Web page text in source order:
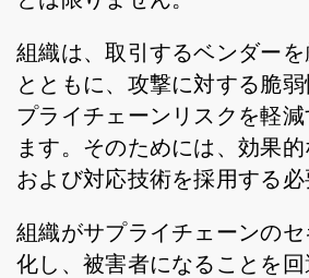
組織は、取引するベンダー
とともに、攻撃に対する脆
プライチェーンリスクを軽減
ます。そのためには、効果的
および対応技術を採用する必
組織がサプライチェーンの
化し、被害者になることを